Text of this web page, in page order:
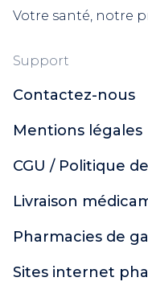
Cooper
Dulcis
Urgo
Polidis
Ginkor
CCD
Topicrem
Santé
Votre santé, notre
Support
Contactez-nous
Mentions légales
CGU / Politique
Livraison
Pharmacies de
Sites internet